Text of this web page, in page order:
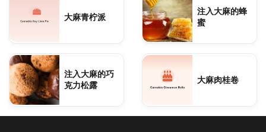
大麻青柠派
注入大麻的蜂
蜜
注入大麻的巧
克力松露
大麻肉桂卷